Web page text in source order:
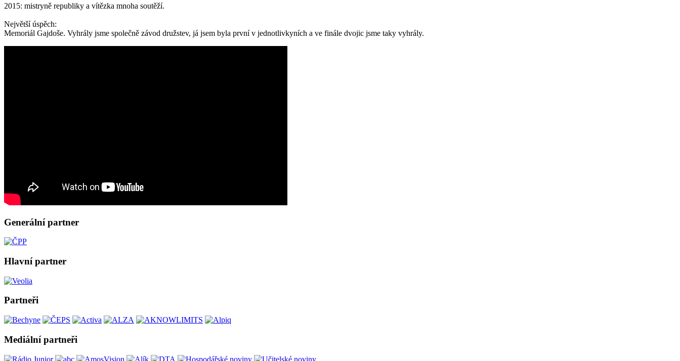
2015: mistryně republiky a vítězka mnoha soutěží.
Největší úspěch:
Memoriál Gajdoše. Vyhrály jsme společně závod družstev, já jsem byla první v jednotlivkyních a ve finále dvojic jsme taky vyhrály.
Generální partner
Hlavní partner
Partneři
Mediální partneři